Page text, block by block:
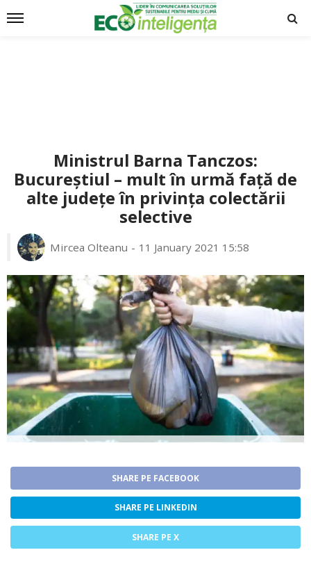
Ministrul Barna Tanczos:
Bucureștiul – mult în urmă față de
alte județe în privința colectării
selective
Mircea Olteanu 11 January 2021 15:58
SHARE PE FACEBOOK
SHARE PE LINKEDIN
SHARE PE X